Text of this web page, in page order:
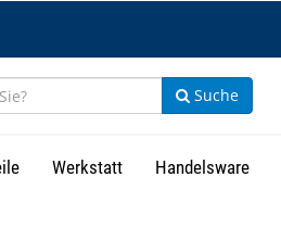
Suche
Werkstatt Handelsware